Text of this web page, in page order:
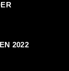
2022